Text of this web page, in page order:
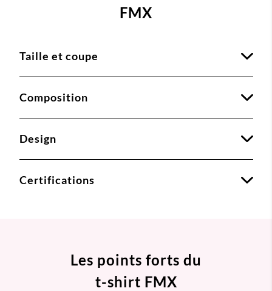
FMX
Taille et coupe
Composition
Design
Certifications
Les points forts du
t-shirt FMX